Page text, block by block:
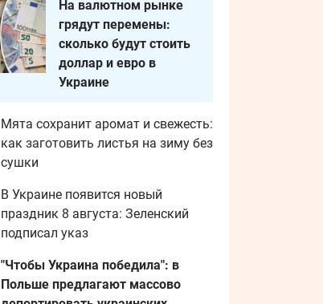
На валютном рынке
грядут перемены:
сколько будут стоить
доллар и евро в
Украине
Мята сохранит аромат и свежесть:
как заготовить листья на зиму без
сушки
В Украине появится новый
праздник 8 августа: Зеленский
подписал указ
"Чтобы Украина победила": в
Польше предлагают массово